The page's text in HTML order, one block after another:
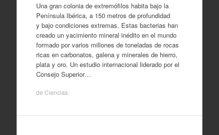
Una gran colonia de extremófilos habita bajo la
Península Ibérica, a 150 metros de profundidad
y bajo condiciones extremas. Estas bacterias han
creado un yacimiento mineral inédito en el mundo
formado por varios millones de toneladas de rocas
ricas en carbonatos, galena y minerales de hierro,
plata y oro. Un estudio internacional liderado por el
Consejo Superior…
de Ciencias.